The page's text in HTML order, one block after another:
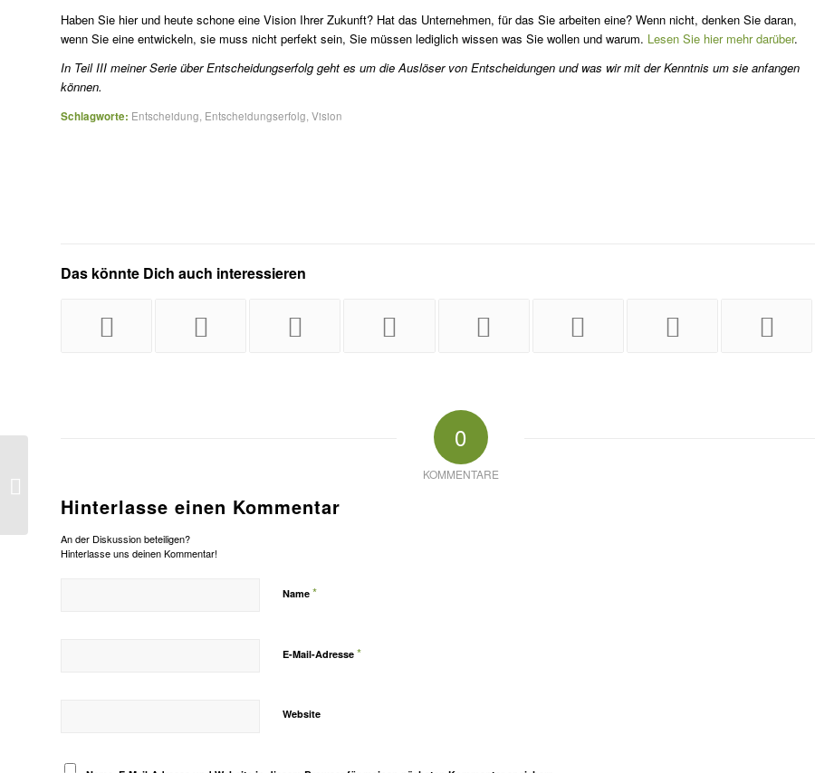
Haben Sie hier und heute schone eine Vision Ihrer Zukunft? Hat das Unternehmen, für das Sie arbeiten eine? Wenn nicht, denken Sie daran,
wenn Sie eine entwickeln, sie muss nicht perfekt sein, Sie müssen lediglich wissen was Sie wollen und warum. Lesen Sie hier mehr darüber.
In Teil III meiner Serie über Entscheidungserfolg geht es um die Auslöser von Entscheidungen und was wir mit der Kenntnis um sie anfangen
können.
Schlagworte: Entscheidung Entscheidungserfolg Vision
Das könnte Dich auch interessieren
0
KOMMENTARE
Hinterlasse einen Kommentar
An der Diskussion beteiligen?
Hinterlasse uns deinen Kommentar!
Name *
E-Mail-Adresse *
Website